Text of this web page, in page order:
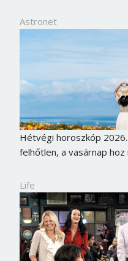
Astronet
Hétvégi horoszkóp
felhőtlen, a vasárnap
Life